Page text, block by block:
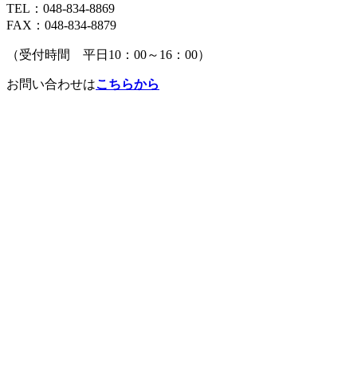
TEL：048-834-8869
FAX：048-834-8879
（受付時間 平日10：00～16：00）
お問い合わせはこちらから